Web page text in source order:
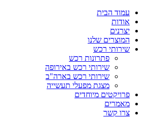
עמוד הבית
אודות
יצרנים
המוצרים שלנו
שירותי רכש
פתרונות רכש
שירותי רכש באירופה
שירותי רכש בארה"ב
מצגת מפעלי תעשייה
פרויקטים מיוחדים
מאמרים
צרו קשר